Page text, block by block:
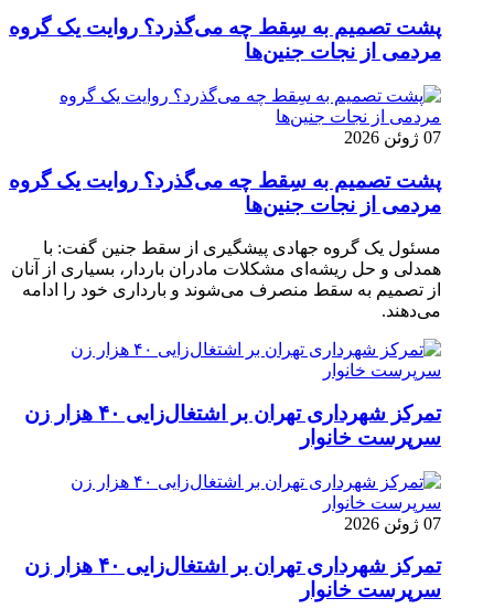
پشت تصمیم به سِقط چه می‌گذرد؟ روایت یک گروه
مردمی از نجات جنین‌ها
07 ژوئن 2026
پشت تصمیم به سِقط چه می‌گذرد؟ روایت یک گروه
مردمی از نجات جنین‌ها
مسئول یک گروه جهادی پیشگیری از سقط جنین گفت: با
همدلی و حل ریشه‌ای مشکلات مادران باردار، بسیاری از آنان
از تصمیم به سقط منصرف می‌شوند و بارداری خود را ادامه
می‌دهند.
تمرکز شهرداری تهران بر اشتغال‌زایی ۴۰ هزار زن
سرپرست خانوار
07 ژوئن 2026
تمرکز شهرداری تهران بر اشتغال‌زایی ۴۰ هزار زن
سرپرست خانوار